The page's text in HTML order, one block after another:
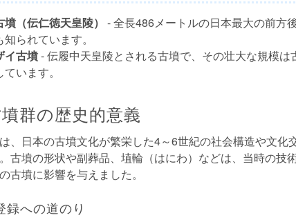
（伝仁徳天皇陵） - 全長486メートルの日本最大の前方
られています。
イ古墳- 伝履中天皇陵とされる古墳で、その壮大な規模は
います。
群の歴史的意義
、日本の古墳文化が繁栄した4～6世紀の社会構造や文化
古墳の形状や副葬品、埴輪（はにわ）などは、当時の技
古墳に影響を与えました。
録への道のり